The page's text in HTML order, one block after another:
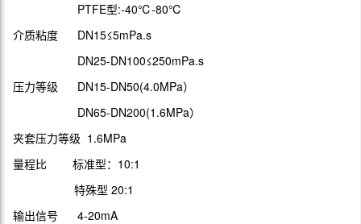
PTFE型:-40℃-80℃
介质粘度 DN15≤5mPa.s
DN25-DN100≤250mPa.s
压力等级 DN15-DN50(4.0MPa）
DN65-DN200(1.6MPa）
夹套压力等级 1.6MPa
量程比 标准型：10:1
特殊型 20:1
输出信号 4-20mA